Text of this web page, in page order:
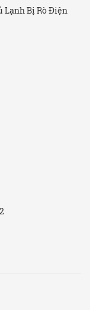
Lạnh Bị Rò Điện